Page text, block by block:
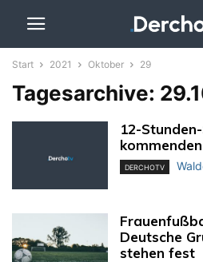
Start 2021 Oktober 29
Tagesarchive:
12-
DERCHOTV
Deutsche
stehen fest